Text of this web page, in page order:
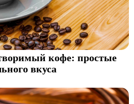
кофе: простые
вкуса